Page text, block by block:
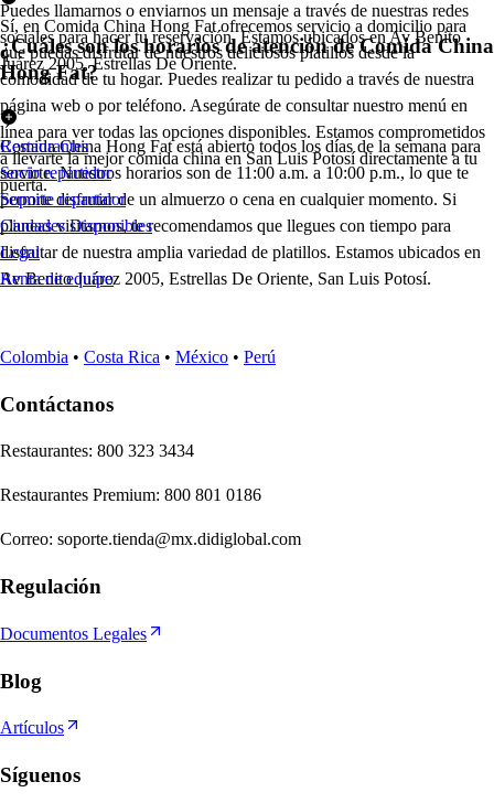
Puedes llamarnos o enviarnos un mensaje a través de nuestras redes
sociales para hacer tu reservación. Estamos ubicados en Av Benito
Juárez 2005, Estrellas De Oriente.
Sí, en Comida China Hong Fat ofrecemos servicio a domicilio para
que puedas disfrutar de nuestros deliciosos platillos desde la
comodidad de tu hogar. Puedes realizar tu pedido a través de nuestra
página web o por teléfono. Asegúrate de consultar nuestro menú en
línea para ver todas las opciones disponibles. Estamos comprometidos
a llevarte la mejor comida china en San Luis Potosí directamente a tu
puerta.
¿Cuáles son los horarios de atención de Comida China
Hong Fat?
Comida China Hong Fat está abierto todos los días de la semana para
servirte. Nuestros horarios son de 11:00 a.m. a 10:00 p.m., lo que te
permite disfrutar de un almuerzo o cena en cualquier momento. Si
planeas visitarnos, te recomendamos que llegues con tiempo para
disfrutar de nuestra amplia variedad de platillos. Estamos ubicados en
Av Benito Juárez 2005, Estrellas De Oriente, San Luis Potosí.
Restaurantes
Socio repartidor
Soporte repartidor
Ciudades Disponibles
Legal
Renta de equipo
Colombia • Costa Rica • México • Perú
Contáctanos
Restaurantes: 800 323 3434
Restaurantes Premium: 800 801 0186
Correo: soporte.tienda@mx.didiglobal.com
Regulación
Documentos Legales
Blog
Artículos
Síguenos